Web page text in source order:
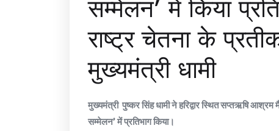
सम्मेलन’ में किया
राष्ट्र चेतना के
मुख्यमंत्री धामी
मुख्यमंत्री पुष्कर सिंह धामी ने हरिद्वार स्थित सप्तऋषि आश्रम
सम्मेलन’ में प्रतिभाग किया।